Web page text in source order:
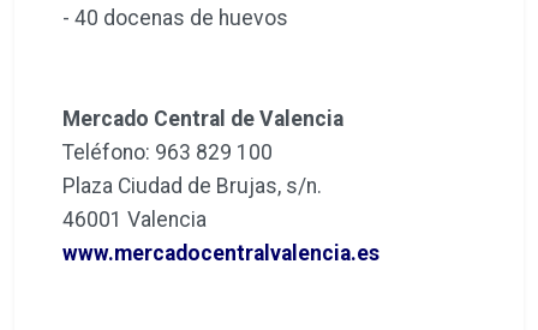
- 40 docenas de huevos
Mercado Central de Valencia
Teléfono: 963 829 100
Plaza Ciudad de Brujas, s/n.
46001 Valencia
www.mercadocentralvalencia.es